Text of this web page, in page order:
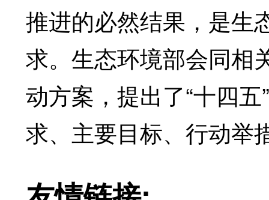
推进的必然结果，是生
求。生态环境部会同相
动方案，提出了“十四
求、主要目标、行动举